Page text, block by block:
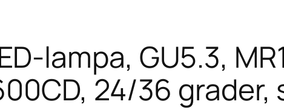
lampa, GU5.3,
24/36